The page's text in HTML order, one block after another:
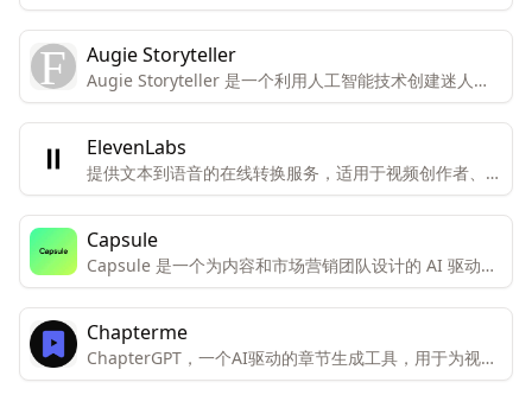
Augie Storyteller
Augie Storyteller 是一个利用人工智能技术创建迷人的
睡前故事的服务，它通过生成的视频片段来实现。
ElevenLabs
提供文本到语音的在线转换服务，适用于视频创作者、开
发者和企业。
Capsule
Capsule 是一个为内容和市场营销团队设计的 AI 驱动视
频编辑器。它旨在使视频编辑和添加动态图形的速度提高
10 倍，并且更简单易用。
Chapterme
ChapterGPT，一个AI驱动的章节生成工具，用于为视频
自动创建章节。